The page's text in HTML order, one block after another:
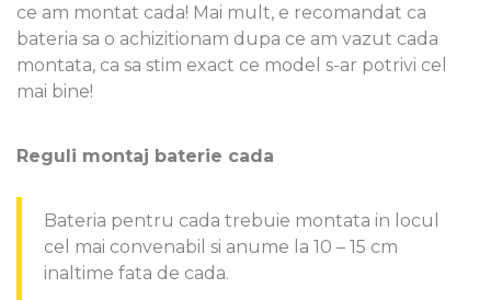
ce am montat cada! Mai mult, e recomandat ca
bateria sa o achizitionam dupa ce am vazut cada
montata, ca sa stim exact ce model s-ar potrivi cel
mai bine!
Reguli montaj baterie cada
Bateria pentru cada trebuie montata in locul
cel mai convenabil si anume la 10 – 15 cm
inaltime fata de cada.